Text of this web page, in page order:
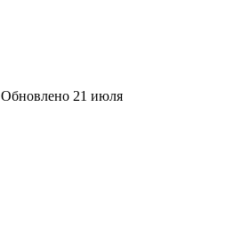
Обновлено 21 июля